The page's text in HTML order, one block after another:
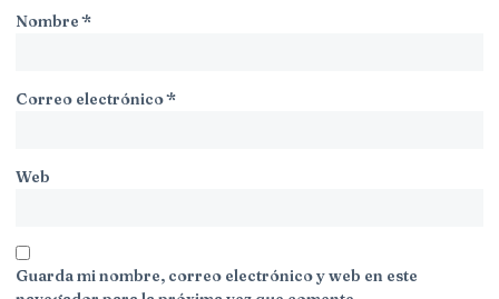
Nombre*
Correo electrónico*
Web
Guarda mi nombre, correo electrónico y web en este